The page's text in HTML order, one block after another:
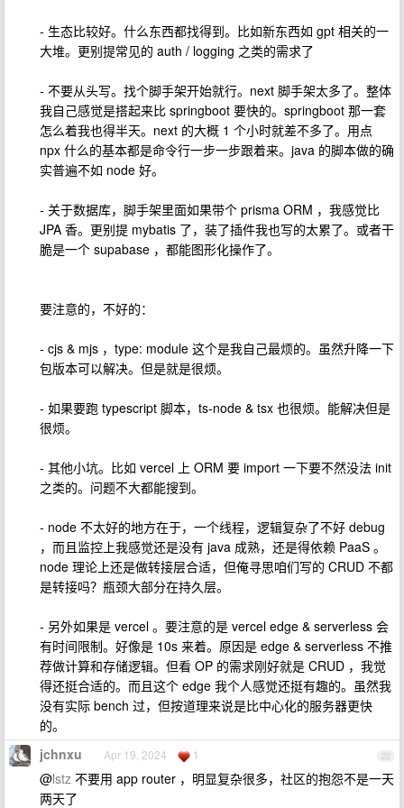
- 生态比较好。什么东西都找得到。比如新东西如 gpt 相关的一
大堆。更别提常见的 auth / logging 之类的需求了
- 不要从头写。找个脚手架开始就行。next 脚手架太多了。整体
我自己感觉是搭起来比 springboot 要快的。springboot 那一套
怎么着我也得半天。next 的大概 1 个小时就差不多了。用点
npx 什么的基本都是命令行一步一步跟着来。java 的脚本做的确
实普遍不如 node 好。
- 关于数据库，脚手架里面如果带个 prisma ORM ，我感觉比
JPA 香。更别提 mybatis 了，装了插件我也写的太累了。或者干
脆是一个 supabase ，都能图形化操作了。
要注意的，不好的：
- cjs & mjs ，type: module 这个是我自己最烦的。虽然升降一下
包版本可以解决。但是就是很烦。
- 如果要跑 typescript 脚本，ts-node & tsx 也很烦。能解决但是
很烦。
- 其他小坑。比如 vercel 上 ORM 要 import 一下要不然没法 init
之类的。问题不大都能搜到。
- node 不太好的地方在于，一个线程，逻辑复杂了不好 debug
，而且监控上我感觉还是没有 java 成熟，还是得依赖 PaaS 。
node 理论上还是做转接层合适，但俺寻思咱们写的 CRUD 不都
是转接吗？瓶颈大部分在持久层。
- 另外如果是 vercel 。要注意的是 vercel edge & serverless 会
有时间限制。好像是 10s 来着。原因是 edge & serverless 不推
荐做计算和存储逻辑。但看 OP 的需求刚好就是 CRUD ，我觉
得还挺合适的。而且这个 edge 我个人感觉还挺有趣的。虽然我
没有实际 bench 过，但按道理来说是比中心化的服务器更快
的。
22
jchnxu Apr 19, 2024 1
@lstz 不要用 app router ，明显复杂很多，社区的抱怨不是一天
两天了